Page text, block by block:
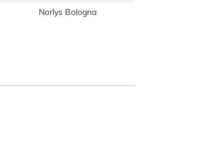
Norlys Bologna